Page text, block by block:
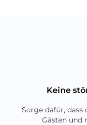
Keine
Sorge dafür,
Gästen und